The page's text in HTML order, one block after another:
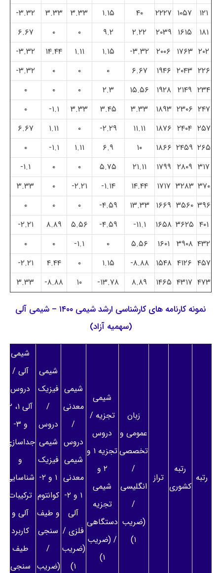
۱۲۱ ۱۰۵۷ ۲۲۲۷ ۴۰ ۱.۱۵ ۳.۳۳ ۳.۳۳
۳.۳۲-
۱۸۱
۱۶۱۵ ۲۰۳۹ ۲.۲۲ ۹.۲ ۰ ۰
۶.۶۷
۲۰۲ ۱۷۶۳ ۲۰۰۶ ۳.۳۲- ۱.۱۵ ۱.۱۱ ۱۴.۴۴
۳.۳۲-
۲۲۶ ۲۰۴۳ ۱۹۴۶ ۶.۶۷ ۰ ۰ ۰
۳.۳۲-
۲۳۴ ۲۱۴۹ ۱۹۲۸ ۱۵.۵۶ ۲.۳ ۰ ۰
۰
۲۴۷ ۲۳۰۶ ۱۸۹۳ ۳.۳۳ ۳.۴۵ ۳.۳۳ ۱.۱-
۰
۲۵۷ ۲۴۰۴ ۱۸۷۶ ۱۱.۱۱ ۲.۲۹- ۰ ۱.۱۱
۶.۶۷
۲۶۵ ۲۴۵۹ ۱۸۶۶ ۱۰ ۶.۹ ۱.۱۱ ۱.۱-
۰
۳۱۷ ۲۸۰۹ ۱۷۹۹ ۲۱.۱۱ ۵.۷۵ ۰ ۰
۱.۱-
۳۷۰ ۳۲۸۳ ۱۷۱۷ ۱۴.۴۴ ۱.۱۴- ۲.۲۱- ۰
۳.۳۳
۳۹۶ ۳۵۶۰ ۱۶۶۹ ۱۳.۳۳ ۴.۵۹- ۰ ۰
۰
۴۰۱ ۳۶۲۵ ۱۶۵۸ ۱۱.۱- ۴.۵۹- ۵.۵۶ ۸.۸۹
۲.۲۱-
۴۳۲ ۳۹۰۸ ۱۶۰۱ ۵.۵۶ ۰ ۱.۱- ۰
۰
۴۵۷ ۴۱۲۶ ۱۵۴۸ ۸.۸۸- ۱.۱۵ ۰ ۴.۴۴
۲.۲۱-
۴۷۳ ۴۳۱۷ ۱۴۶۵ ۸.۸۹ ۱۳.۷۸- ۱۰ ۸.۸۸- ۳.۳۳
نمونه کارنامه های کارشناسی ارشد شیمی ۱۴۰۰ – شیمی آلی
(سهمیه آزاد)
رتبه
رتبه
کشوری
تراز
زبان
عمومی و
تخصصی
/
انگلیسی
/
(ضریب
۱)
شیمی
تجزیه /
دروس
تجزیه ۱ و
۲ و
شیمی
تجزیه
دستگاهی
/ (ضریب
۱)
شیمی
معدنی
/
دروس
شیمی
معدنی
۱ و ۲-
آلی
فلزی /
(ضریب
۱)
شیمی
فیزیک
/
دروس
شیمی
فیزیک
۱ و ۲-
کوانتوم
و طیف
سنجی
/
(ضریب
شیمی
آلی /
دروس
آلی ۱، ۲
و ۳-
جداسازی
و
شناسایی
ترکیبات
آلی و
کاربرد
طیف
سنجی